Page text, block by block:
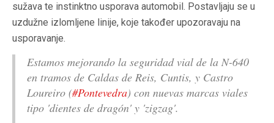
sužava te instinktno usporava automobil. Postavljaju se u
uzdužne izlomljene linije, koje također upozoravaju na
usporavanje.
Estamos mejorando la seguridad vial de la N-640
en tramos de Caldas de Reis, Cuntis, y Castro
Loureiro (#Pontevedra) con nuevas marcas viales
tipo 'dientes de dragón' y 'zigzag'.